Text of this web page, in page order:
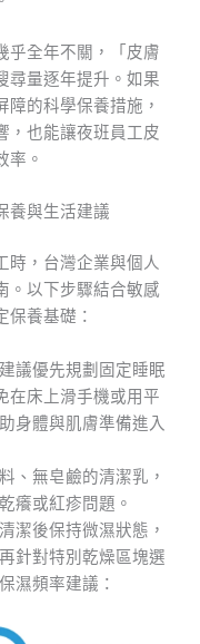
乎全年不關，「皮膚
尋量逐年提升。如果
的科學保養措施，
，也能讓夜班員工皮
率。
養與生活建議
時，台灣企業與個人
。以下步驟結合敏感
保養基礎：
議優先規劃固定睡眠
在床上滑手機或用平
身體與肌膚準備進入
、無皂鹼的清潔乳，
癢或紅疹問題。
潔後保持微濕狀態，
針對特別乾燥區塊選
濕頻率建議：